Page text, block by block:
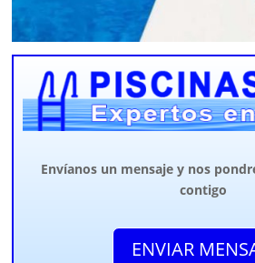
Envíanos un mensaje y nos
contigo
ENVIAR